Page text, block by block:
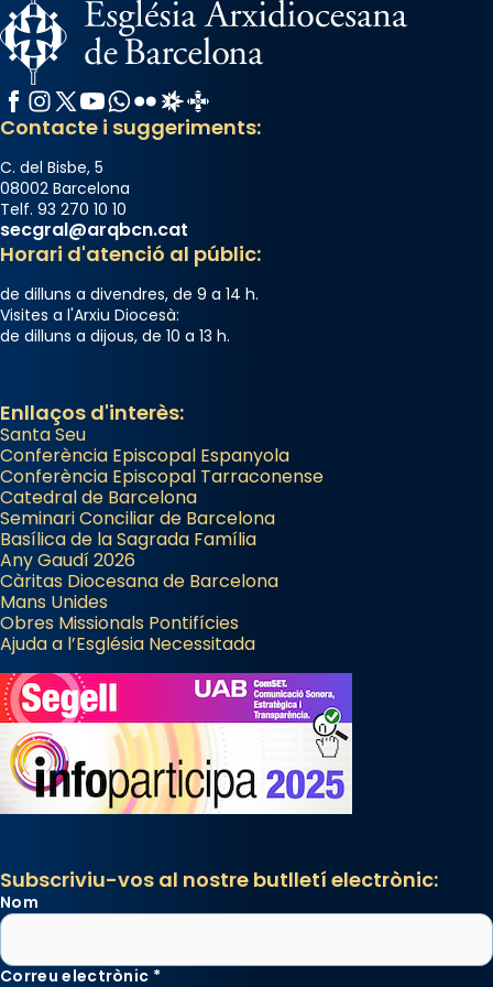
Manuel Blanch, amb aire d’òpera
italianitzant; s’interpreta per privilegi
pontifici, amb orquestra i cor, i té una
duració aproximada de tres hores. Després,
processó (recuperada el 1972) al voltant
del temple amb les relíquies de les santes.
Des de 1985 hi participa també un grup de
diablesses amb música i ball propis. Festa
gran a Mataró.
Santes a Mataró»🥵.
Photo
Facebook
Instagram
X / Twitter
YouTube
WhatsApp
FlickrRadio Estel
Catalunya Cristiana
Contacte i suggeriments:
C. del Bisbe, 5
08002 Barcelona
Telf. 93 270 10 10
secgral@arqbcn.cat
Horari d'atenció al públic:
de dilluns a divendres, de 9 a 14 h.
Visites a l'Arxiu Diocesà:
de dilluns a dijous, de 10 a 13 h.
Enllaços d'interès:
Santa Seu
Conferència Episcopal Espanyola
Conferència Episcopal Tarraconense
Catedral de Barcelona
Seminari Conciliar de Barcelona
Basílica de la Sagrada Família
Any Gaudí 2026
Càritas Diocesana de Barcelona
Mans Unides
Obres Missionals Pontifícies
Ajuda a l’Església Necessitada
Subscriviu-vos al nostre butlletí electrònic:
Nom
Correu electrònic *